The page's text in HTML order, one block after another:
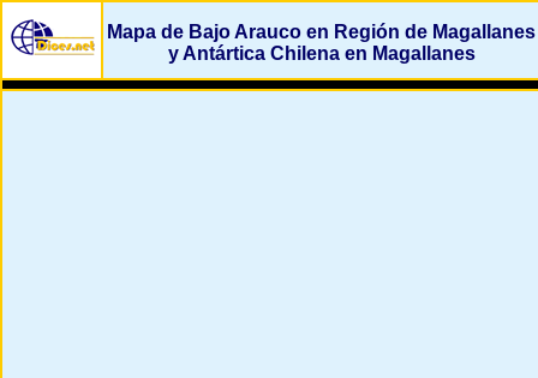
Mapa de Bajo Arauco en Región de Magallanes
y Antártica Chilena en Magallanes